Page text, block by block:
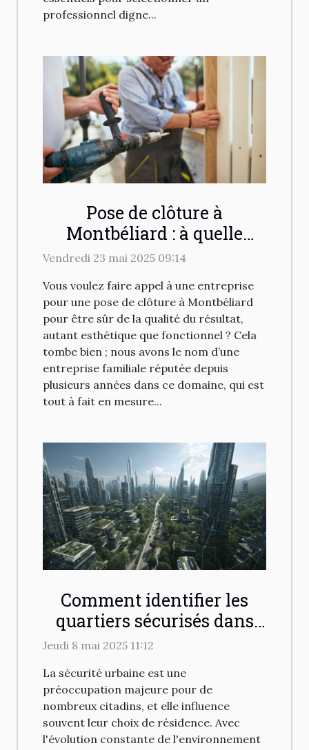
professionnel digne...
Pose de clôture à
Montbéliard : à quelle
entreprise faire appel ?
Vendredi 23 mai 2025 09:14
Vous voulez faire appel à une entreprise
pour une pose de clôture à Montbéliard
pour être sûr de la qualité du résultat,
autant esthétique que fonctionnel ? Cela
tombe bien ; nous avons le nom d’une
entreprise familiale réputée depuis
plusieurs années dans ce domaine, qui est
tout à fait en mesure...
Comment identifier les
quartiers sécurisés dans
votre ville en 2025
Jeudi 8 mai 2025 11:12
La sécurité urbaine est une
préoccupation majeure pour de
nombreux citadins, et elle influence
souvent leur choix de résidence. Avec
l'évolution constante de l'environnement